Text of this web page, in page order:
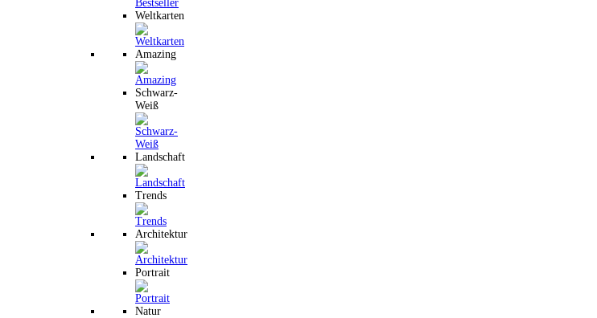
Weltkarten
Amazing
Schwarz-
Weiß
Landschaft
Trends
Architektur
Portrait
Natur